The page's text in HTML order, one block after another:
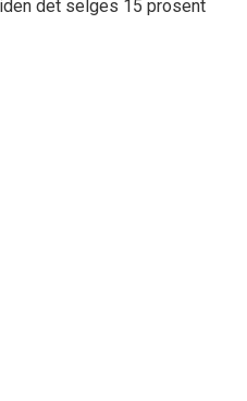
det selges 15 prosent